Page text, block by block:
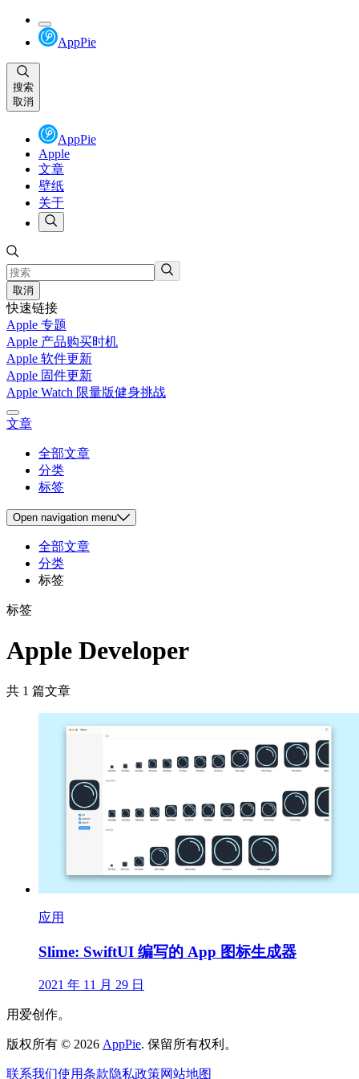
AppPie
搜索
取消
AppPie
Apple
文章
壁纸
关于
取消
快速链接
Apple 专题
Apple 产品购买时机
Apple 软件更新
Apple 固件更新
Apple Watch 限量版健身挑战
文章
全部文章
分类
标签
Open navigation menu
全部文章
分类
标签
标签
Apple Developer
共 1 篇文章
应用
Slime: SwiftUI 编写的 App 图标生成器
2021 年 11 月 29 日
用爱创作。
版权所有 © 2026 AppPie. 保留所有权利。
联系我们使用条款隐私政策网站地图